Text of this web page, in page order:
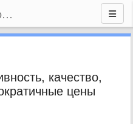
Редакторское бюро «По правилам»
качество,
цены